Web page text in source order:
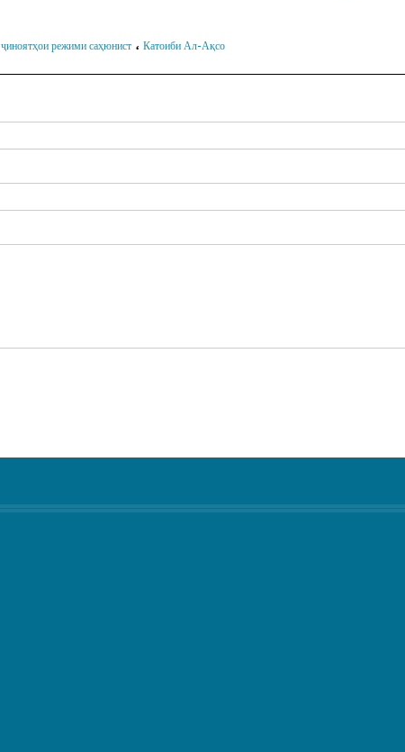
ҷиноятҳои режими саҳюнист ، Катоиби Ал-Ақсо